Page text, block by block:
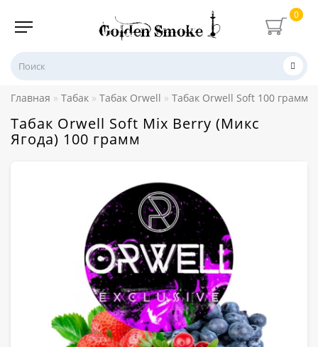
0
Главная Табак Табак Orwell Табак Orwell Soft 100 грамм
Табак Orwell Soft Mix Berry (Микс
Ягода) 100 грамм